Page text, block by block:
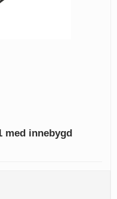
med innebygd